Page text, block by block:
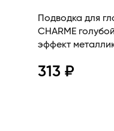
Подводка для
CHARME
эффект
313 ₽